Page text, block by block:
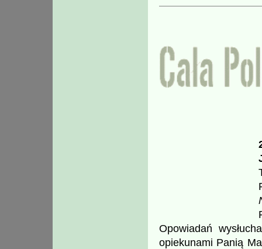
Opowiadań
opiekunami Panią